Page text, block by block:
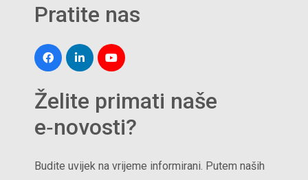
Pratite nas
Želite primati naše
e‑novosti?
Budite uvijek na vrijeme informirani. Putem naših